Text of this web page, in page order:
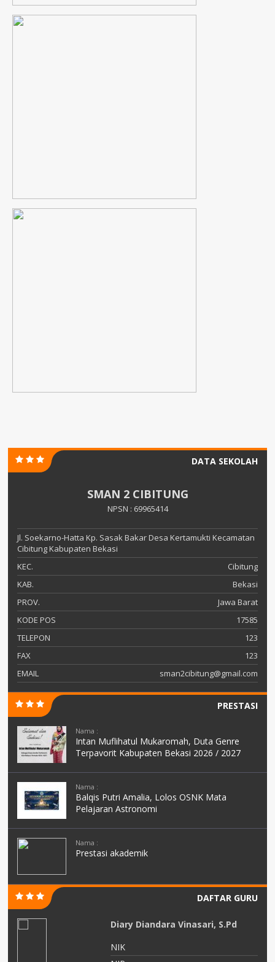
DATA SEKOLAH
SMAN 2 CIBITUNG
NPSN : 69965414
Jl. Soekarno-Hatta Kp. Sasak Bakar Desa Kertamukti Kecamatan
Cibitung Kabupaten Bekasi
KEC.
Cibitung
KAB.
Bekasi
PROV.
Jawa Barat
KODE POS
17585
TELEPON
123
FAX
123
EMAIL
sman2cibitung@gmail.com
PRESTASI
Nama :
Intan Muflihatul Mukaromah, Duta Genre
Terpavorit Kabupaten Bekasi 2026 / 2027
Nama :
Balqis Putri Amalia, Lolos OSNK Mata
Pelajaran Astronomi
Nama :
Prestasi akademik
DAFTAR GURU
Diary Diandara Vinasari, S.Pd
NIK